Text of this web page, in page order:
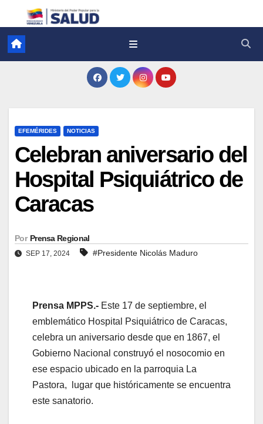
EFEMÉRIDES NOTICIAS
Celebran aniversario del
Hospital Psiquiátrico de
Caracas
Por Prensa Regional
SEP 17, 2024 #Presidente Nicolás Maduro
Prensa MPPS.- Este 17 de septiembre, el
emblemático Hospital Psiquiátrico de Caracas,
celebra un aniversario desde que en 1867, el
Gobierno Nacional construyó el nosocomio en
ese espacio ubicado en la parroquia La
Pastora, lugar que históricamente se encuentra
este sanatorio.